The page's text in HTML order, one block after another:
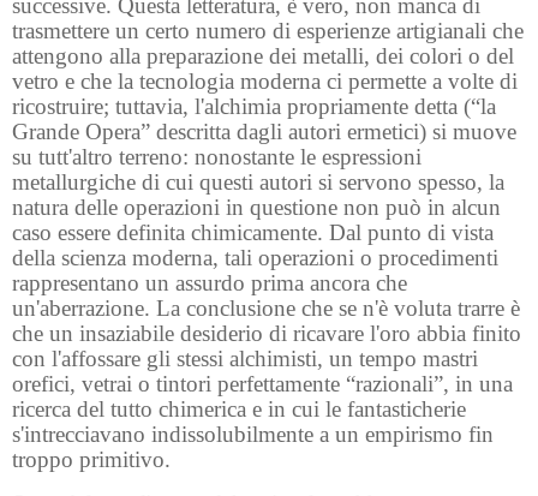
successive. Questa letteratura, è vero, non manca di
trasmettere un certo numero di esperienze artigianali che
attengono alla preparazione dei metalli, dei colori o del
vetro e che la tecnologia moderna ci permette a volte di
ricostruire; tuttavia, l'alchimia propriamente detta (“la
Grande Opera” descritta dagli autori ermetici) si muove
su tutt'altro terreno: nonostante le espressioni
metallurgiche di cui questi autori si servono spesso, la
natura delle operazioni in questione non può in alcun
caso essere definita chimicamente. Dal punto di vista
della scienza moderna, tali operazioni o procedimenti
rappresentano un assurdo prima ancora che
un'aberrazione. La conclusione che se n'è voluta trarre è
che un insaziabile desiderio di ricavare l'oro abbia finito
con l'affossare gli stessi alchimisti, un tempo mastri
orefici, vetrai o tintori perfettamente “razionali”, in una
ricerca del tutto chimerica e in cui le fantasticherie
s'intrecciavano indissolubilmente a un empirismo fin
troppo primitivo.